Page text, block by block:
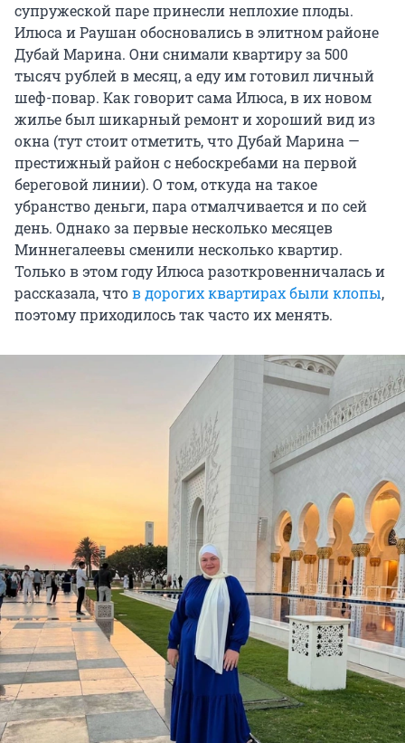
супружеской паре принесли неплохие плоды.
Илюса и Раушан обосновались в элитном районе
Дубай Марина. Они снимали квартиру за 500
тысяч рублей в месяц, а еду им готовил личный
шеф-повар. Как говорит сама Илюса, в их новом
жилье был шикарный ремонт и хороший вид из
окна (тут стоит отметить, что Дубай Марина —
престижный район с небоскребами на первой
береговой линии). О том, откуда на такое
убранство деньги, пара отмалчивается и по сей
день. Однако за первые несколько месяцев
Миннегалеевы сменили несколько квартир.
Только в этом году Илюса разоткровенничалась и
рассказала, чтов дорогих квартирах были клопы,
поэтому приходилось так часто их менять.